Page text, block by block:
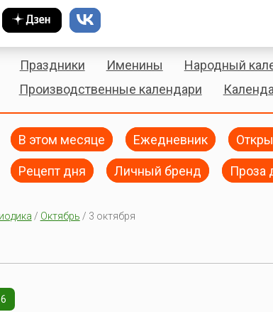
Праздники Именины Народный
Производственные календари
В этом месяце Ежедневник
Рецепт дня Личный бренд Проза
/ Октябрь / 3 октября